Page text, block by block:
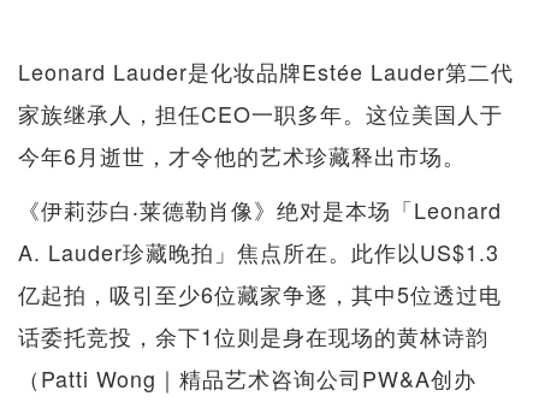
Leonard Lauder是化妆品牌Estée Lauder第二代
家族继承人，担任CEO一职多年。这位美国人于
今年6月逝世，才令他的艺术珍藏释出市场。
《伊莉莎白‧莱德勒肖像》绝对是本场「Leonard
A. Lauder珍藏晚拍」焦点所在。此作以US$1.3
亿起拍，吸引至少6位藏家争逐，其中5位透过电
话委托竞投，余下1位则是身在现场的黄林诗韵
（Patti Wong｜精品艺术咨询公司PW&A创办